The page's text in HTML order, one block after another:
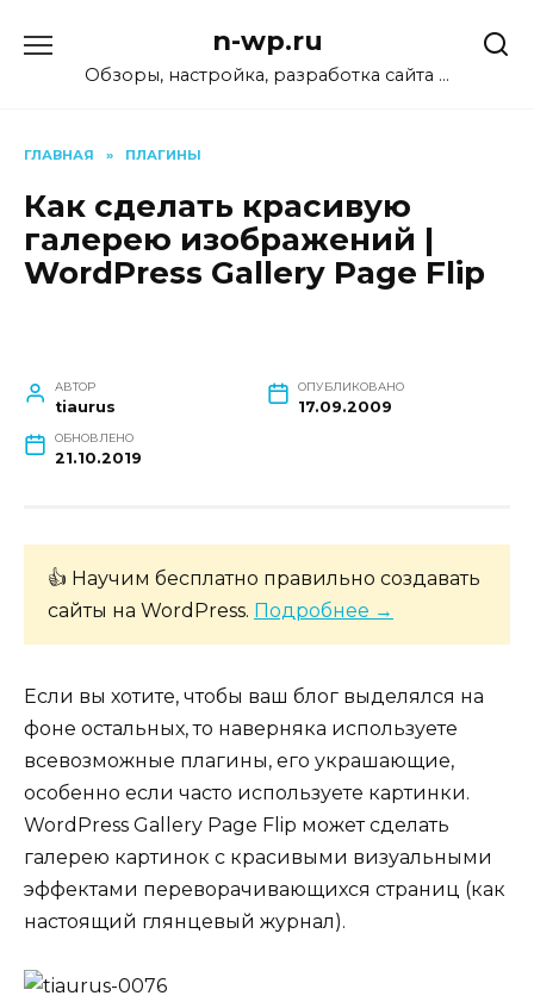
содержанию
n-wp.ru
Обзоры, настройка, разработка сайта …
ГЛАВНАЯ » ПЛАГИНЫ
Как сделать красивую
галерею изображений |
WordPress Gallery Page Flip
АВТОР
tiaurus
ОПУБЛИКОВАНО
17.09.2009
ОБНОВЛЕНО
21.10.2019
👍 Научим бесплатно правильно создавать
сайты на WordPress. Подробнее →
Если вы хотите, чтобы ваш блог выделялся на
фоне остальных, то наверняка используете
всевозможные плагины, его украшающие,
особенно если часто используете картинки.
WordPress Gallery Page Flip может сделать
галерею картинок с красивыми визуальными
эффектами переворачивающихся страниц (как
настоящий глянцевый журнал).